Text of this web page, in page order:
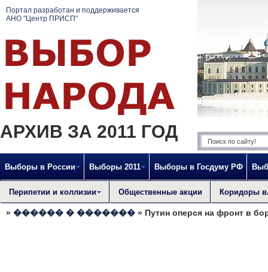
Портал разработан и поддерживается
АНО "Центр ПРИСП"
АРХИВ ЗА 2011 ГОД
Выборы в России Выборы 2011 Выборы в Госдуму РФ
Перипетии и коллизии Общественные акции Коридоры
» ������ � ������� » Путин оперся на фронт в